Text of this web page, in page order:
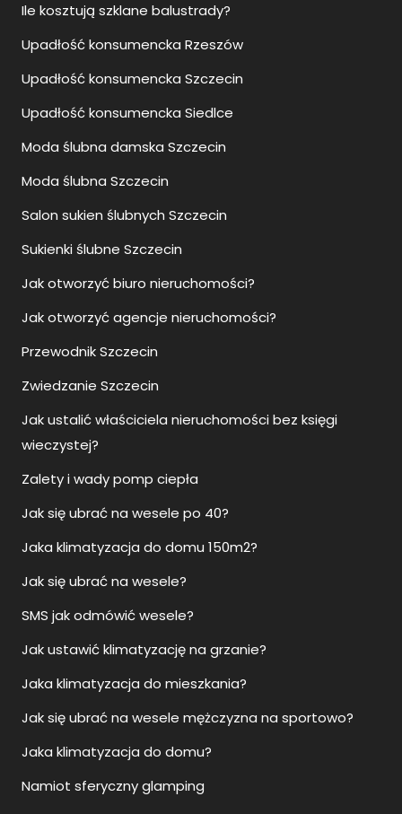
Ile kosztują szklane balustrady?
Upadłość konsumencka Rzeszów
Upadłość konsumencka Szczecin
Upadłość konsumencka Siedlce
Moda ślubna damska Szczecin
Moda ślubna Szczecin
Salon sukien ślubnych Szczecin
Sukienki ślubne Szczecin
Jak otworzyć biuro nieruchomości?
Jak otworzyć agencje nieruchomości?
Przewodnik Szczecin
Zwiedzanie Szczecin
Jak ustalić właściciela nieruchomości bez księgi
wieczystej?
Zalety i wady pomp ciepła
Jak się ubrać na wesele po 40?
Jaka klimatyzacja do domu 150m2?
Jak się ubrać na wesele?
SMS jak odmówić wesele?
Jak ustawić klimatyzację na grzanie?
Jaka klimatyzacja do mieszkania?
Jak się ubrać na wesele mężczyzna na sportowo?
Jaka klimatyzacja do domu?
Namiot sferyczny glamping